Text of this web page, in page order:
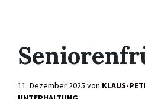
11. Dezember 2025 von KLAUS-